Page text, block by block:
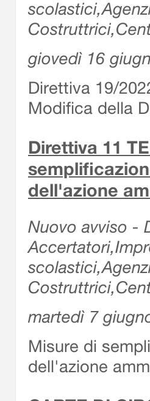
giovedì 16
Direttiva 19/
Modifica della
Direttiva 11
dell'azione
Nuovo avviso -
martedì 7
Misure di
dell'azione